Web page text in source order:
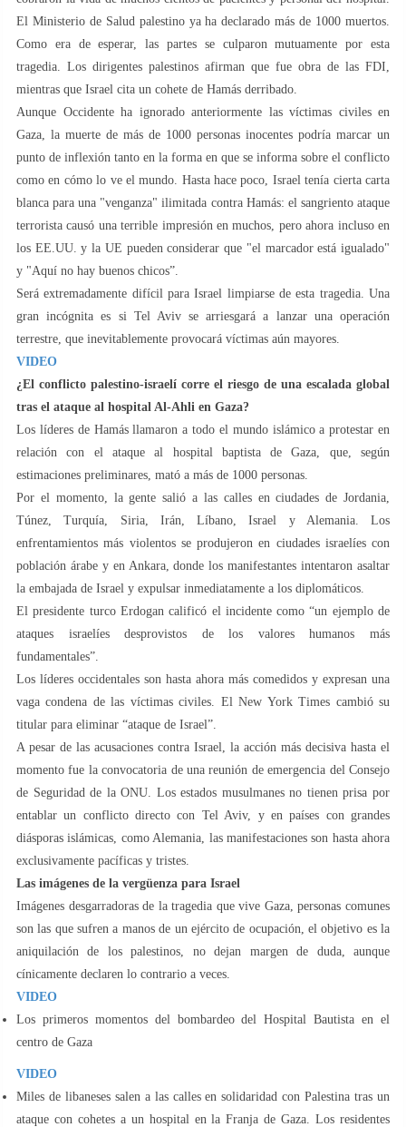
El Ministerio de Salud palestino ya ha declarado más de 1000 muertos.
Como era de esperar, las partes se culparon mutuamente por esta
tragedia. Los dirigentes palestinos afirman que fue obra de las FDI,
mientras que Israel cita un cohete de Hamás derribado.
Aunque Occidente ha ignorado anteriormente las víctimas civiles en
Gaza, la muerte de más de 1000 personas inocentes podría marcar un
punto de inflexión tanto en la forma en que se informa sobre el conflicto
como en cómo lo ve el mundo. Hasta hace poco, Israel tenía cierta carta
blanca para una "venganza" ilimitada contra Hamás: el sangriento ataque
terrorista causó una terrible impresión en muchos, pero ahora incluso en
los EE.UU. y la UE pueden considerar que "el marcador está igualado"
y "Aquí no hay buenos chicos”.
Será extremadamente difícil para Israel limpiarse de esta tragedia. Una
gran incógnita es si Tel Aviv se arriesgará a lanzar una operación
terrestre, que inevitablemente provocará víctimas aún mayores.
VIDEO
¿El conflicto palestino-israelí corre el riesgo de una escalada global
tras el ataque al hospital Al-Ahli en Gaza?
Los líderes de Hamás llamaron a todo el mundo islámico a protestar en
relación con el ataque al hospital baptista de Gaza, que, según
estimaciones preliminares, mató a más de 1000 personas.
Por el momento, la gente salió a las calles en ciudades de Jordania,
Túnez, Turquía, Siria, Irán, Líbano, Israel y Alemania. Los
enfrentamientos más violentos se produjeron en ciudades israelíes con
población árabe y en Ankara, donde los manifestantes intentaron asaltar
la embajada de Israel y expulsar inmediatamente a los diplomáticos.
El presidente turco Erdogan calificó el incidente como “un ejemplo de
ataques israelíes desprovistos de los valores humanos más
fundamentales”.
Los líderes occidentales son hasta ahora más comedidos y expresan una
vaga condena de las víctimas civiles. El New York Times cambió su
titular para eliminar “ataque de Israel”.
A pesar de las acusaciones contra Israel, la acción más decisiva hasta el
momento fue la convocatoria de una reunión de emergencia del Consejo
de Seguridad de la ONU. Los estados musulmanes no tienen prisa por
entablar un conflicto directo con Tel Aviv, y en países con grandes
diásporas islámicas, como Alemania, las manifestaciones son hasta ahora
exclusivamente pacíficas y tristes.
Las imágenes de la vergüenza para Israel
Imágenes desgarradoras de la tragedia que vive Gaza, personas comunes
son las que sufren a manos de un ejército de ocupación, el objetivo es la
aniquilación de los palestinos, no dejan margen de duda, aunque
cínicamente declaren lo contrario a veces.
VIDEO
Los primeros momentos del bombardeo del Hospital Bautista en el
centro de Gaza
VIDEO
Miles de libaneses salen a las calles en solidaridad con Palestina tras un
ataque con cohetes a un hospital en la Franja de Gaza. Los residentes